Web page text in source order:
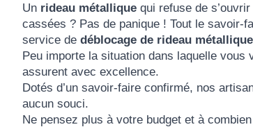
Un rideau métallique qui refuse de
cassées ? Pas de panique ! Tout le savoir-
service de déblocage de rideau
Peu importe la situation dans laquelle vous
assurent avec excellence.
Dotés d’un savoir-faire confirmé, nos
aucun souci.
Ne pensez plus à votre budget et à